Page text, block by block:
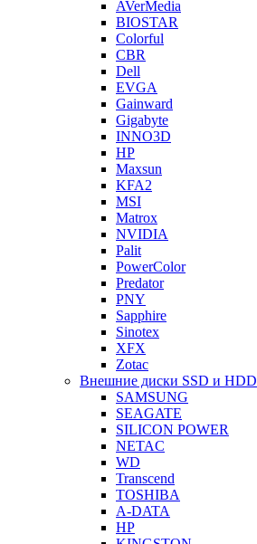
AVerMedia
BIOSTAR
Colorful
CBR
Dell
EVGA
Gainward
Gigabyte
INNO3D
HP
Maxsun
KFA2
MSI
Matrox
NVIDIA
Palit
PowerColor
Predator
PNY
Sapphire
Sinotex
XFX
Zotac
Внешние диски SSD и HDD
SAMSUNG
SEAGATE
SILICON POWER
NETAC
WD
Transcend
TOSHIBA
A-DATA
HP